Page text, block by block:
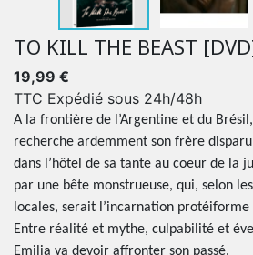
TO KILL THE BEAST
19,99 €
TTC Expédié sous 24h/48h
A la frontière de l’Argentine et du
recherche ardemment son frère
dans l’hôtel de sa tante au coeur de la
par une bête monstrueuse, qui, selon
locales, serait l’incarnation protéiforme
Entre réalité et mythe, culpabilité et
Emilia va devoir affronter son passé.